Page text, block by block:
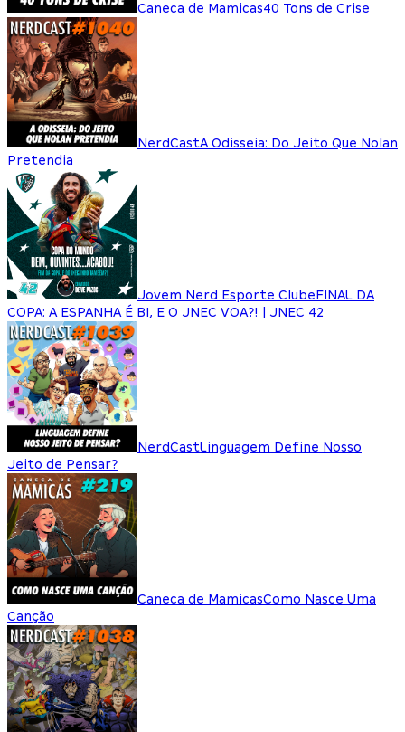
Caneca de Mamicas40 Tons de Crise
NerdCastA Odisseia: Do Jeito Que Nolan
Pretendia
Jovem Nerd Esporte ClubeFINAL DA
COPA: A ESPANHA É BI, E O JNEC VOA?! | JNEC 42
NerdCastLinguagem Define Nosso
Jeito de Pensar?
Caneca de MamicasComo Nasce Uma
Canção